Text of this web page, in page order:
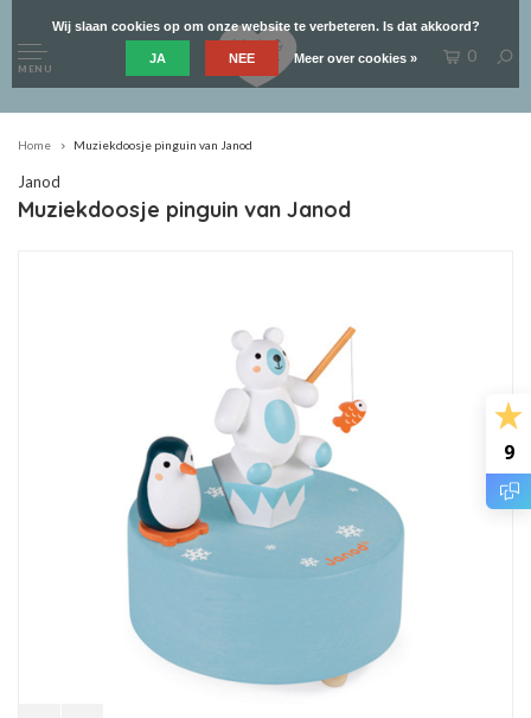
9
MENU
0
Home Muziekdoosje pinguin van Janod
Janod
Muziekdoosje pinguin van Janod
Wij slaan cookies op om onze website te verbeteren. Is dat akkoord?
JA NEE Meer over cookies »